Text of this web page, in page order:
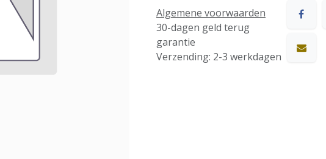
Algemene voorwaarden
30-dagen geld terug
garantie
Verzending: 2-3 werkdagen